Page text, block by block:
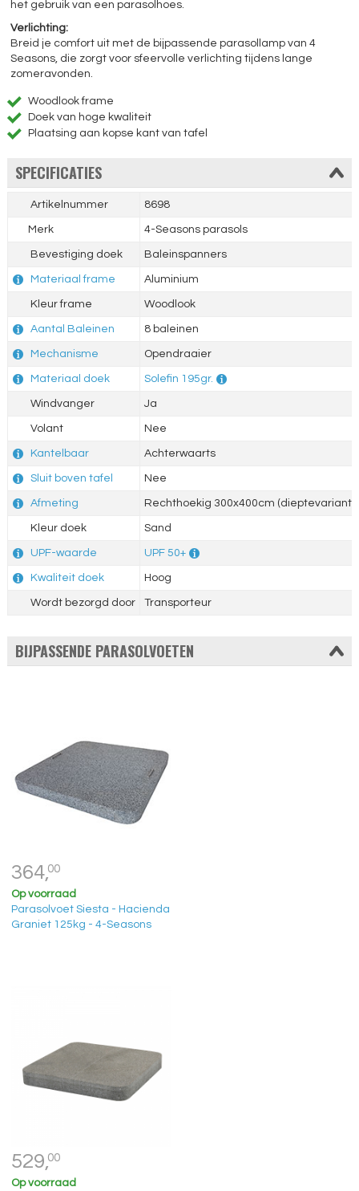
het gebruik van een parasolhoes.
Verlichting:
Breid je comfort uit met de bijpassende parasollamp van 4
Seasons, die zorgt voor sfeervolle verlichting tijdens lange
zomeravonden.
Woodlook frame
Doek van hoge kwaliteit
Plaatsing aan kopse kant van tafel
SPECIFICATIES
Artikelnummer 8698
Merk 4-Seasons parasols
Bevestiging doek Baleinspanners
Materiaal frame Aluminium
Kleur frame Woodlook
Aantal Baleinen 8 baleinen
Mechanisme Opendraaier
Materiaal doek Solefin 195gr.
Windvanger Ja
Volant Nee
Kantelbaar Achterwaarts
Sluit boven tafel Nee
Afmeting Rechthoekig 300x400cm (dieptevariant)
Kleur doek Sand
UPF-waarde UPF 50+
Kwaliteit doek Hoog
Wordt bezorgd door Transporteur
BIJPASSENDE PARASOLVOETEN
364,00
Op voorraad
Parasolvoet Siesta - Hacienda
Graniet 125kg - 4-Seasons
529,00
Op voorraad